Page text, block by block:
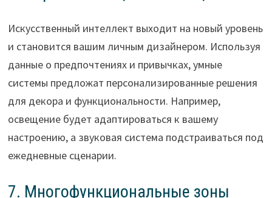
Искусственный интеллект выходит на новый уровень
и становится вашим личным дизайнером. Используя
данные о предпочтениях и привычках, умные
системы предложат персонализированные решения
для декора и функциональности. Например,
освещение будет адаптироваться к вашему
настроению, а звуковая система подстраиваться под
ежедневные сценарии.
7. Многофункциональные зоны